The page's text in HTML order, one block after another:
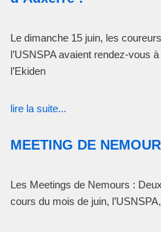
Le dimanche 15 juin, les
l’USNSPA avaient rendez-vous
l’Ekiden
lire la suite...
MEETING DE
Les Meetings de Nemours :
cours du mois de juin,